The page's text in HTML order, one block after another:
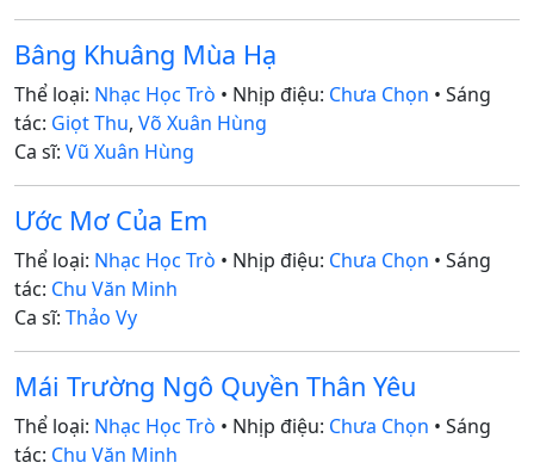
Bâng Khuâng Mùa Hạ
Thể loại: Nhạc Học Trò • Nhịp điệu: Chưa Chọn • Sáng
tác: Giọt Thu, Võ Xuân Hùng
Ca sĩ: Vũ Xuân Hùng
Ước Mơ Của Em
Thể loại: Nhạc Học Trò • Nhịp điệu: Chưa Chọn • Sáng
tác: Chu Văn Minh
Ca sĩ: Thảo Vy
Mái Trường Ngô Quyền Thân Yêu
Thể loại: Nhạc Học Trò • Nhịp điệu: Chưa Chọn • Sáng
tác: Chu Văn Minh